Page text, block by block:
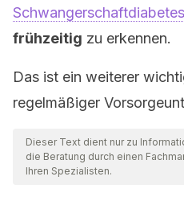
Schwangerschaftdiabetes
frühzeitig zu erkennen.
Das ist ein weiterer
regelmäßiger
Dieser Text dient nur zu
die Beratung durch einen
Ihren Spezialisten.